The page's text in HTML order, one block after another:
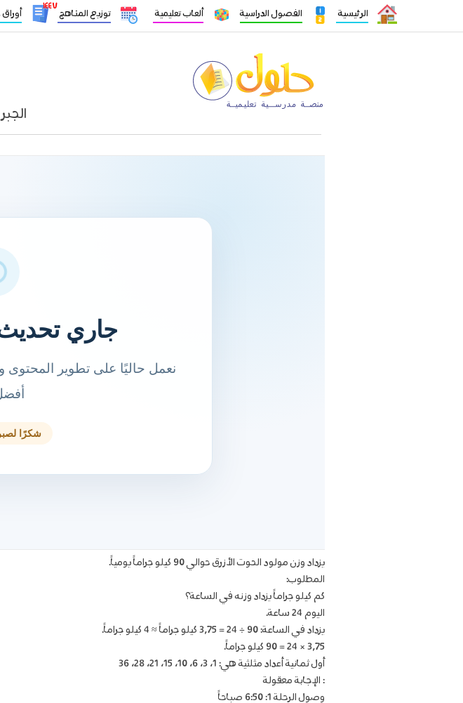
الرئيسية الفصول الدراسية ألعاب تعليمية توزيع المناهج
١٤٤٧
يزداد وزن مولود الحوت الأزرق حوالي 90 كيلو جراماً يومياً.
المطلوب:
كم كيلو جراماً يزداد وزنه في الساعة؟
اليوم 24 ساعة.
يزداد في الساعة: 90 ÷ 24 = 3٫75 كيلو جراماً ≈ 4 كيلو جراماً.
3٫75 × 24 = 90 كيلو جراماً.
أول ثمانية أعداد مثلثية هي: 1، 3، 6، 10، 15، 21، 28، 36
: الإجابة معقولة
وصول الرحلة 1: 6:50 صباحاً